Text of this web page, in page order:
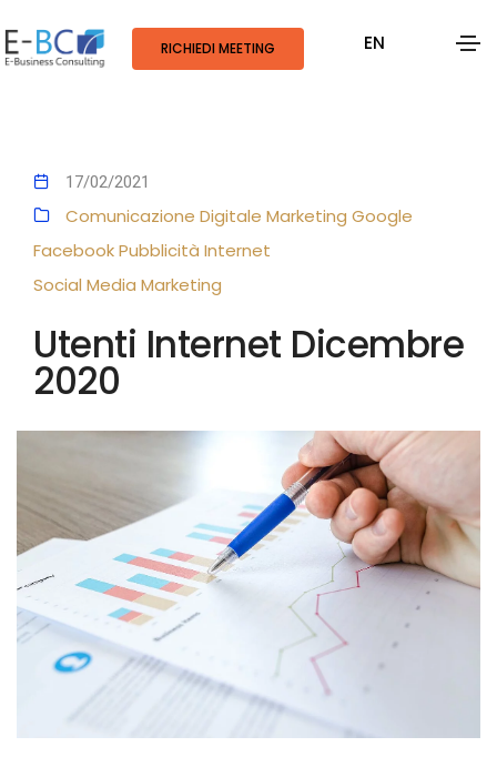
RICHIEDI MEETING EN
17/02/2021
Comunicazione Digitale Marketing Google
FacebookPubblicità Internet
Social Media Marketing
Utenti Internet Dicembre
2020